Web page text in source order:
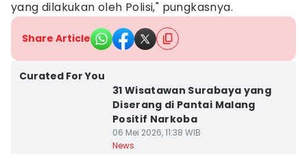
yang dilakukan oleh Polisi," pungkasnya.
Share Article
Curated For You
31 Wisatawan Surabaya yang
Diserang di Pantai Malang
Positif Narkoba
06 Mei 2026, 11:38 WIB
News